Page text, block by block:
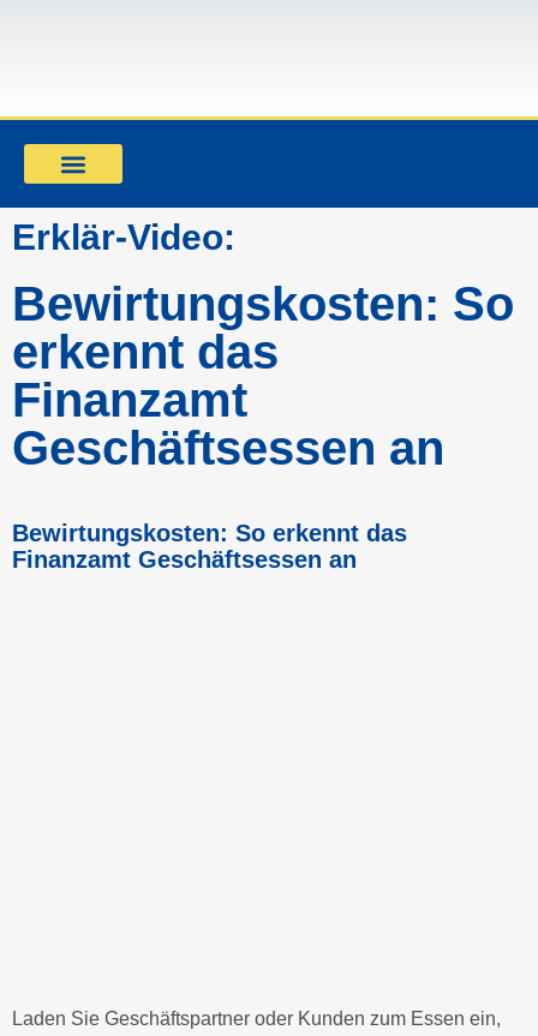
Erklär-Video:
Bewirtungskosten: So
erkennt das
Finanzamt
Geschäftsessen an
Bewirtungskosten: So erkennt das
Finanzamt Geschäftsessen an
Laden Sie Geschäftspartner oder Kunden zum Essen ein,